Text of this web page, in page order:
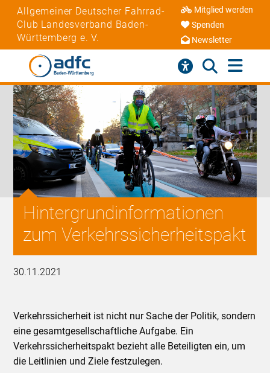
Allgemeiner Deutscher Fahrrad-
Club Landesverband Baden-
Württemberg e. V.
Mitglied werden
Spenden
Newsletter
Hintergrundinformationen
zum Verkehrssicherheitspakt
30.11.2021
Verkehrssicherheit ist nicht nur Sache der Politik, sondern
eine gesamtgesellschaftliche Aufgabe. Ein
Verkehrssicherheitspakt bezieht alle Beteiligten ein, um
die Leitlinien und Ziele festzulegen.